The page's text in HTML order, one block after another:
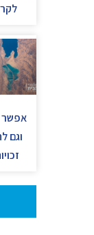
אפשר
וגם